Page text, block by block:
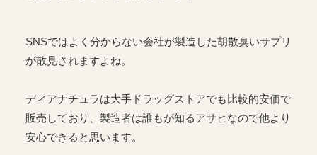
SNSではよく分からない会社が製造した胡散臭いサプリ
が散見されますよね。
ディアナチュラは大手ドラッグストアでも比較的安価で
販売しており、製造者は誰もが知るアサヒなので他より
安心できると思います。